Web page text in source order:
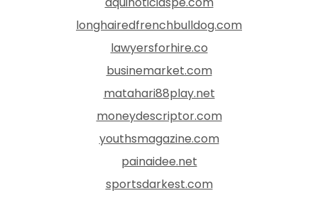
longhairedfrenchbulldog.com
lawyersforhire.co
businemarket.com
matahari88play.net
moneydescriptor.com
youthsmagazine.com
painaidee.net
sportsdarkest.com